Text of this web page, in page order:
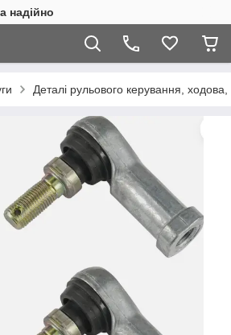
надійно
Деталі рульового керування,